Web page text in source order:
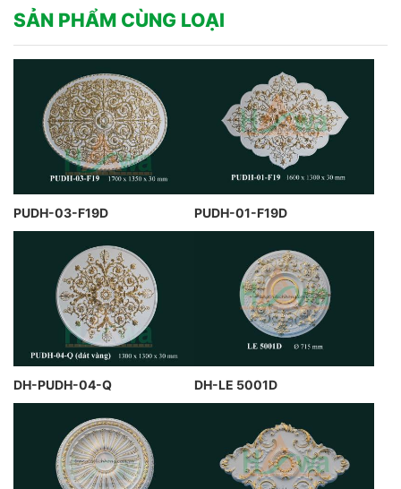
SẢN PHẨM CÙNG LOẠI
PUDH-03-F19D PUDH-01-F19D
DH-PUDH-04-Q DH-LE 5001D